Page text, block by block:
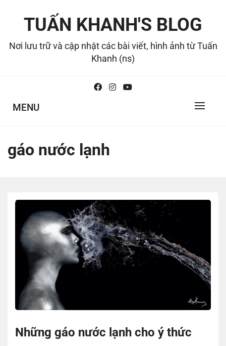
TUẤN KHANH'S BLOG
Nơi lưu trữ và cập nhật các bài viết, hình ảnh từ Tuấn
Khanh (ns)
MENU
gáo nước lạnh
Những gáo nước lạnh cho ý thức